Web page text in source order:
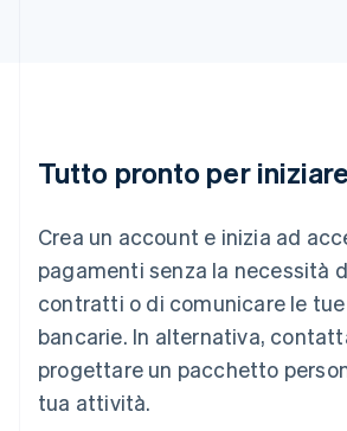
Tutto pronto per
Crea un account e inizia ad
pagamenti senza la necessità
contratti o di comunicare le
bancarie. In alternativa,
progettare un pacchetto
tua attività.
Lettonia
English
DeutschEnglish
Lituania
Français DeutschEnglish
Malaysia
English 简体中文
Malta